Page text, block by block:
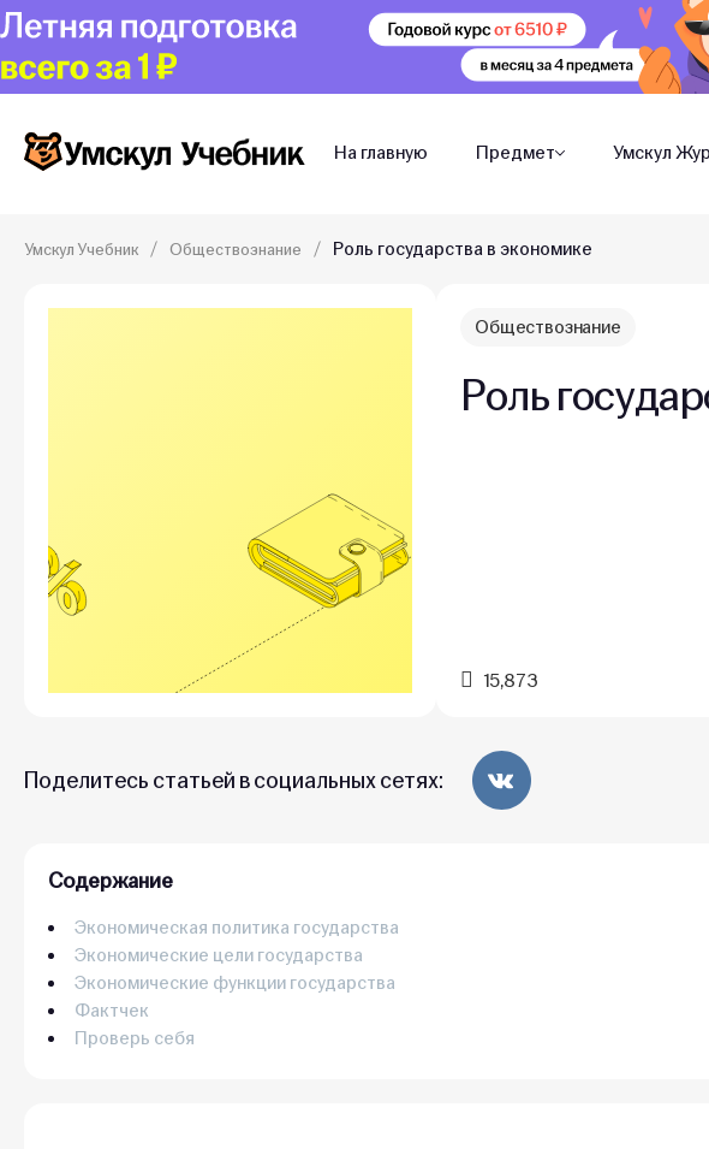
На главную Предмет Умскул
Умскул Учебник Обществознание Роль государства в экономике
Обществознание
Роль
15,873
Поделитесь статьей в социальных сетях:
Содержание
Экономическая политика государства
Экономические цели государства
Экономические функции государства
Фактчек
Проверь себя